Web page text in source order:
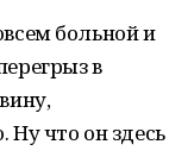
больной и
в
Ну что он здесь